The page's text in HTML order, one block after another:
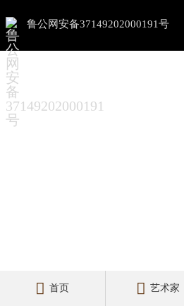
鲁公网安备37149202000191号
 首页  艺术家